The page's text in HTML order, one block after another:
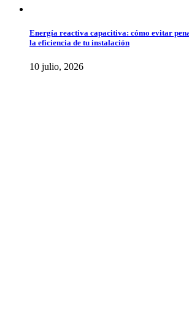
Energía reactiva capacitiva: cómo evitar
la eficiencia de tu instalación
10 julio, 2026